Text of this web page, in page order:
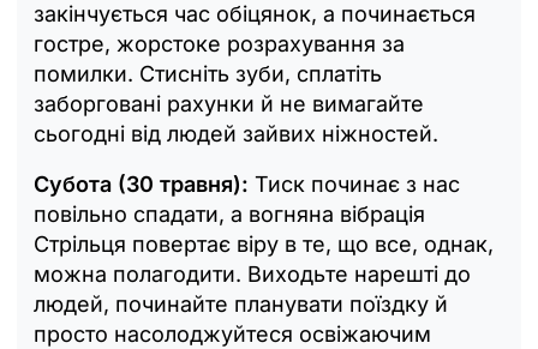
закінчується час обіцянок, а починається
гостре, жорстоке розрахування за
помилки. Стисніть зуби, сплатіть
заборговані рахунки й не вимагайте
сьогодні від людей зайвих ніжностей.
Субота (30 травня): Тиск починає з нас
повільно спадати, а вогняна вібрація
Стрільця повертає віру в те, що все, однак,
можна полагодити. Виходьте нарешті до
людей, починайте планувати поїздку й
просто насолоджуйтеся освіжаючим